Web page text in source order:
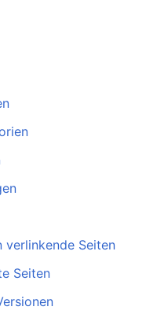
verlinkende Seiten
Seiten